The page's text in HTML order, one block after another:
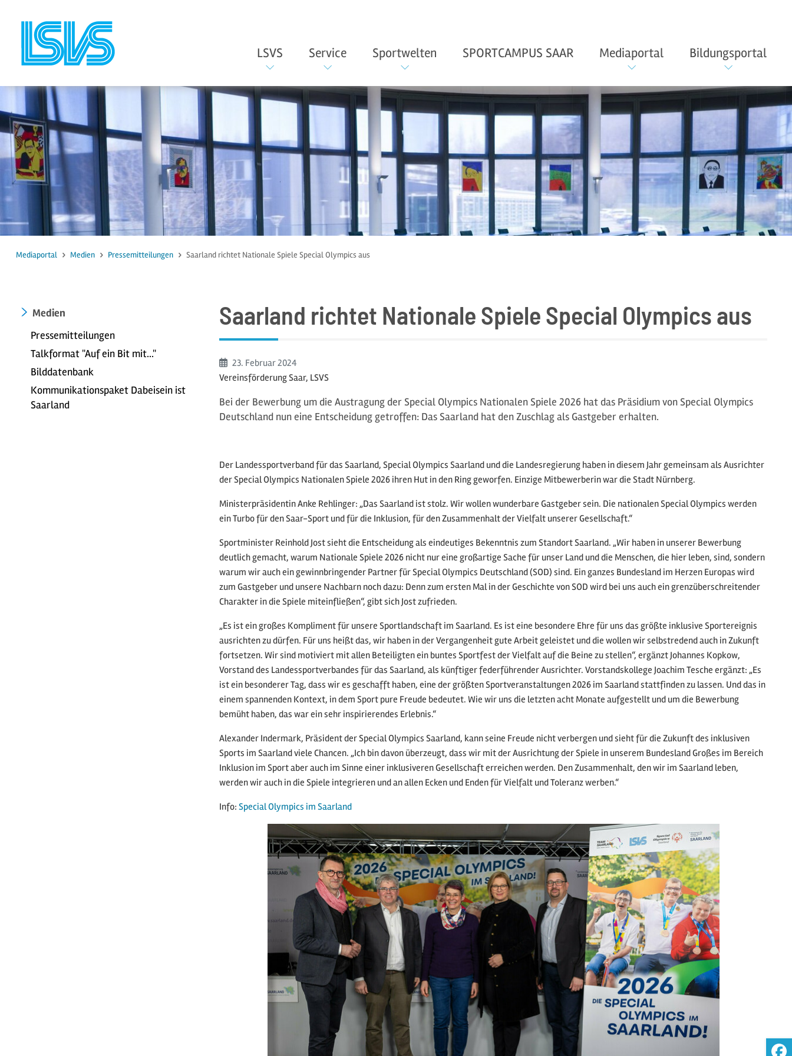
zum Inhalt
zur Suche
LSVS Service Sportwelten SPORTCAMPUS SAAR Mediaportal Bildungsportal
Mediaportal Medien Pressemitteilungen Saarland richtet Nationale Spiele Special Olympics aus
Medien
Pressemitteilungen
Talkformat "Auf ein Bit mit..."
Bilddatenbank
Kommunikationspaket Dabeisein ist
Saarland
Saarland richtet Nationale Spiele Special Olympics aus
Beginn:
23. Februar2024
Vereinsförderung Saar, LSVS
Bei der Bewerbung um die Austragung der Special Olympics Nationalen Spiele 2026 hat das Präsidium von Special Olympics
Deutschland nun eine Entscheidung getroffen: Das Saarland hat den Zuschlag als Gastgeber erhalten.
Der Landessportverband für das Saarland, Special Olympics Saarland und die Landesregierung haben in diesem Jahr gemeinsam als Ausrichter
der Special Olympics Nationalen Spiele 2026 ihren Hut in den Ring geworfen. Einzige Mitbewerberin war die Stadt Nürnberg.
Ministerpräsidentin Anke Rehlinger: „Das Saarland ist stolz. Wir wollen wunderbare Gastgeber sein. Die nationalen Special Olympics werden
ein Turbo für den Saar-Sport und für die Inklusion, für den Zusammenhalt der Vielfalt unserer Gesellschaft.“
Sportminister Reinhold Jost sieht die Entscheidung als eindeutiges Bekenntnis zum Standort Saarland. „Wir haben in unserer Bewerbung
deutlich gemacht, warum Nationale Spiele 2026 nicht nur eine großartige Sache für unser Land und die Menschen, die hier leben, sind, sondern
warum wir auch ein gewinnbringender Partner für Special Olympics Deutschland (SOD) sind. Ein ganzes Bundesland im Herzen Europas wird
zum Gastgeber und unsere Nachbarn noch dazu: Denn zum ersten Mal in der Geschichte von SOD wird bei uns auch ein grenzüberschreitender
Charakter in die Spiele miteinfließen“, gibt sich Jost zufrieden.
„Es ist ein großes Kompliment für unsere Sportlandschaft im Saarland. Es ist eine besondere Ehre für uns das größte inklusive Sportereignis
ausrichten zu dürfen. Für uns heißt das, wir haben in der Vergangenheit gute Arbeit geleistet und die wollen wir selbstredend auch in Zukunft
fortsetzen. Wir sind motiviert mit allen Beteiligten ein buntes Sportfest der Vielfalt auf die Beine zu stellen“, ergänzt Johannes Kopkow,
Vorstand des Landessportverbandes für das Saarland, als künftiger federführender Ausrichter. Vorstandskollege Joachim Tesche ergänzt: „Es
ist ein besonderer Tag, dass wir es geschafft haben, eine der größten Sportveranstaltungen 2026 im Saarland stattfinden zu lassen. Und das in
einem spannenden Kontext, in dem Sport pure Freude bedeutet. Wie wir uns die letzten acht Monate aufgestellt und um die Bewerbung
bemüht haben, das war ein sehr inspirierendes Erlebnis.“
Alexander Indermark, Präsident der Special Olympics Saarland, kann seine Freude nicht verbergen und sieht für die Zukunft des inklusiven
Sports im Saarland viele Chancen. „Ich bin davon überzeugt, dass wir mit der Ausrichtung der Spiele in unserem Bundesland Großes im Bereich
Inklusion im Sport aber auch im Sinne einer inklusiveren Gesellschaft erreichen werden. Den Zusammenhalt, den wir im Saarland leben,
werden wir auch in die Spiele integrieren und an allen Ecken und Enden für Vielfalt und Toleranz werben.“
Info: Special Olympics im Saarland